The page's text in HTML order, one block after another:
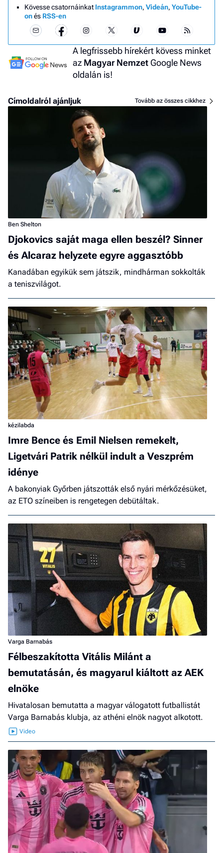
Kövesse csatornáinkat Instagrammon, Videán, YouTube-
onés RSS-en
A legfrissebb hírekért kövess minket
az Magyar Nemzet Google News
oldalán is!
Címoldalról ajánljuk Tovább az összes cikkhez
Ben Shelton
Djokovics saját maga ellen beszél? Sinner
és Alcaraz helyzete egyre aggasztóbb
Kanadában egyikük sem játszik, mindhárman sokkolták
a teniszvilágot.
kézilabda
Imre Bence és Emil Nielsen remekelt,
Ligetvári Patrik nélkül indult a Veszprém
idénye
A bakonyiak Győrben játszották első nyári mérkőzésüket,
az ETO színeiben is rengetegen debütáltak.
Varga Barnabás
Félbeszakította Vitális Milánt a
bemutatásán, és magyarul kiáltott az AEK
elnöke
Hivatalosan bemutatta a magyar válogatott futballistát
Varga Barnabás klubja, az athéni elnök nagyot alkotott.